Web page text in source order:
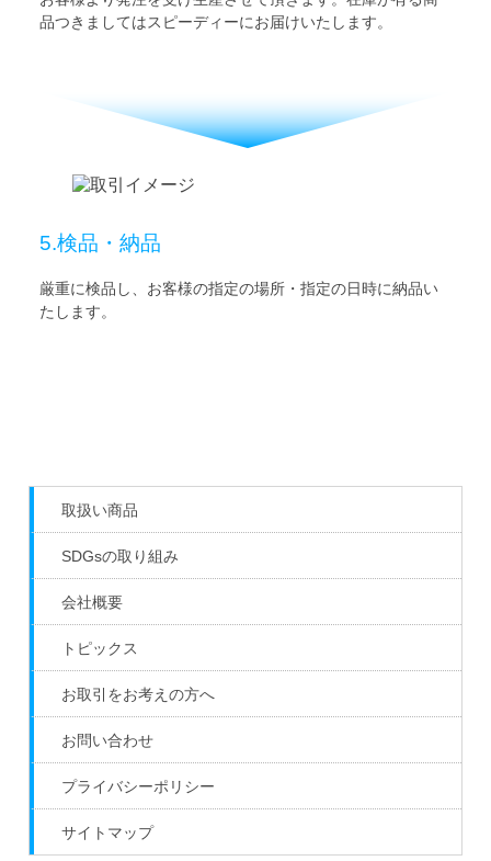
品つきましてはスピーディーにお届けいたします。
5.検品・納品
厳重に検品し、お客様の指定の場所・指定の日時に納品い
たします。
取扱い商品
SDGsの取り組み
会社概要
トピックス
お取引をお考えの方へ
お問い合わせ
プライバシーポリシー
サイトマップ